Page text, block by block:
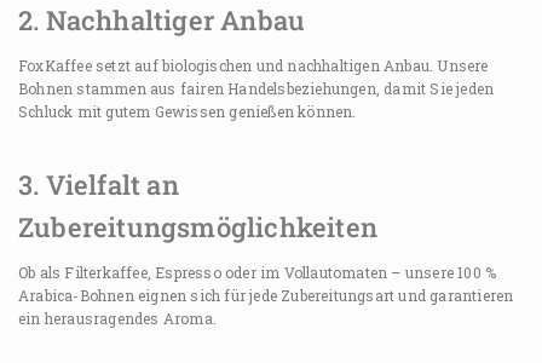
2. Nachhaltiger Anbau
FoxKaffee setzt auf biologischen und nachhaltigen Anbau. Unsere
Bohnen stammen aus fairen Handelsbeziehungen, damit Sie jeden
Schluck mit gutem Gewissen genießen können.
3. Vielfalt an
Zubereitungsmöglichkeiten
Ob als Filterkaffee, Espresso oder im Vollautomaten – unsere 100 %
Arabica-Bohnen eignen sich für jede Zubereitungsart und garantieren
ein herausragendes Aroma.